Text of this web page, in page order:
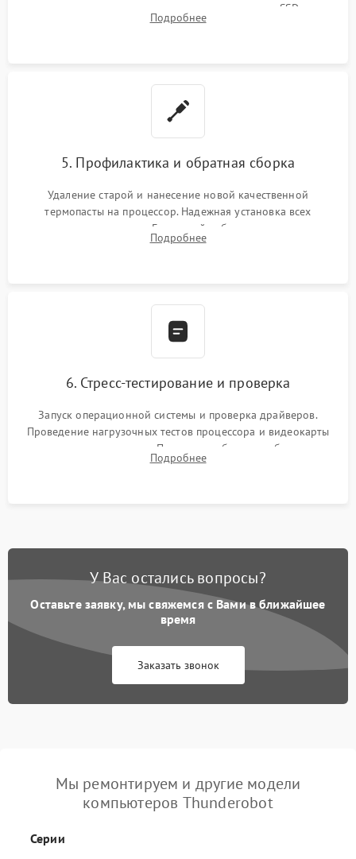
видеокарты, процессора или установка нового SSD для
восстановления и повышения скорости работы системы.
Подробнее
5. Профилактика и обратная сборка
Удаление старой и нанесение новой качественной
термопасты на процессор. Надежная установка всех
комплектующих в слоты. Грамотный кабель-менеджмент для
обеспечения правильной циркуляции воздуха внутри
Подробнее
6. Стресс-тестирование и проверка
Запуск операционной системы и проверка драйверов.
Проведение нагрузочных тестов процессора и видеокарты
для контроля температур. Проверка работоспособности всех
USB-портов, аудиовыходов и сетевого подключения.
Подробнее
У Вас остались вопросы?
Оставьте заявку, мы свяжемся с Вами в ближайшее
время
Заказать звонок
Мы ремонтируем и другие модели
компьютеров Thunderobot
Серии